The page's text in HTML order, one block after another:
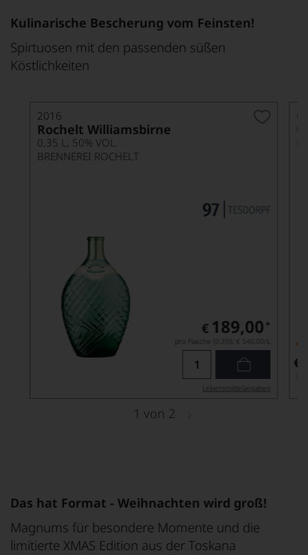
Kulinarische Bescherung vom Feinsten!
Spirtuosen mit den passenden süßen
Köstlichkeiten
2016
Rochelt Williamsbirne
0,35 L, 50% VOL.
BRENNEREI ROCHELT
€ 189,00 *
pro Flasche (0.35l), € 540,00 /L
Lebensmittel­angaben
€
1 von 2
Das hat Format - Weihnachten wird groß!
Magnums für besondere Momente und die
limitierte XMAS Edition aus der Toskana